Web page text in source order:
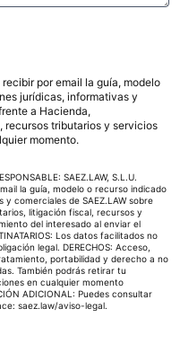
por email la guía, modelo
jurídicas, informativas y
a Hacienda,
tributarios y servicios
momento.
la guía, modelo o recurso indicado
comerciales de SAEZ.LAW sobre
litigación fiscal, recursos y
Acceso,
portabilidad y derecho a no
También podrás retirar tu
en cualquier momento
saez.law/aviso-legal.